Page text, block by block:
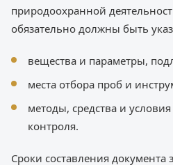
природоохранной
обязательно должны быть
вещества и параметры,
места отбора проб и
методы, средства и
контроля.
Сроки составления документа